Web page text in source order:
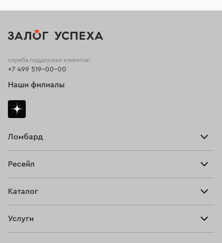
Ломбард
Тарифы
Ресейл
Купить
Каталог
Услуги
служба поддержки клиентов:
+7 499 519-00-00
Наши филиалы